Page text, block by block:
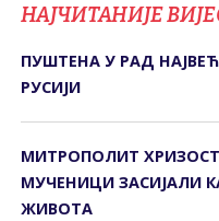
НАЈЧИТАНИЈЕ
ПУШТЕНА У РАД
РУСИЈИ
МИТРОПОЛИТ
МУЧЕНИЦИ ЗАСИЈАЛИ
ЖИВОТА